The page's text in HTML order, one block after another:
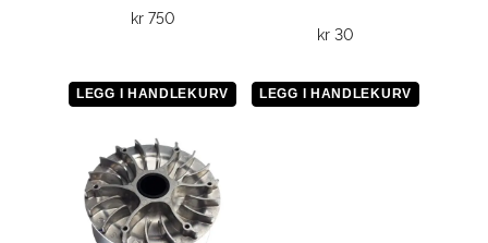
kr750
LEGG I HANDLEKURV
kr 30
LEGG I HANDLEKURV